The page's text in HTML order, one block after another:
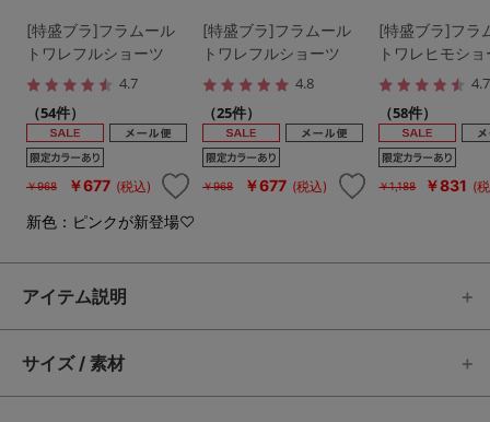
[特盛ブラ]フラムール
トワレフルショーツ
4.7
（54件）
￥968 ￥677 (税込)
[特盛ブラ]フラムール
トワレフルショーツ
4.8
（25件）
￥968 ￥677 (税込)
[特盛ブラ]フラ
トワレヒモシ
4.7
（58件）
￥1,188 ￥831 (
新色：ピンクが新登場♡
アイテム説明
サイズ / 素材